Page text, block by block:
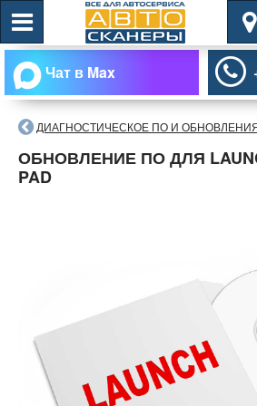
Чат в Max
ДИАГНОСТИЧЕСКОЕ ПО И
ОБНОВЛЕНИЕ ПО ДЛЯ
PAD